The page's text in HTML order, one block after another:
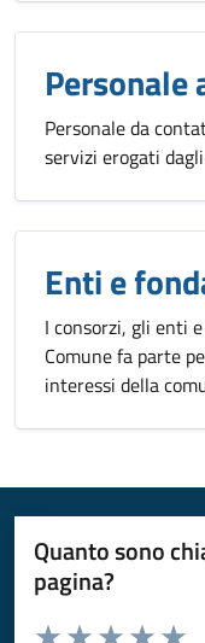
Personale da
servizi erogati
Enti e
I consorzi, gli enti
Comune fa parte
interessi della
Quanto sono
pagina?
Valuta da 1 a 5 stelle la